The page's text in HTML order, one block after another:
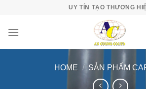
content
UY TÍN TẠO THƯƠNG
HOME / SẢN PHẨM